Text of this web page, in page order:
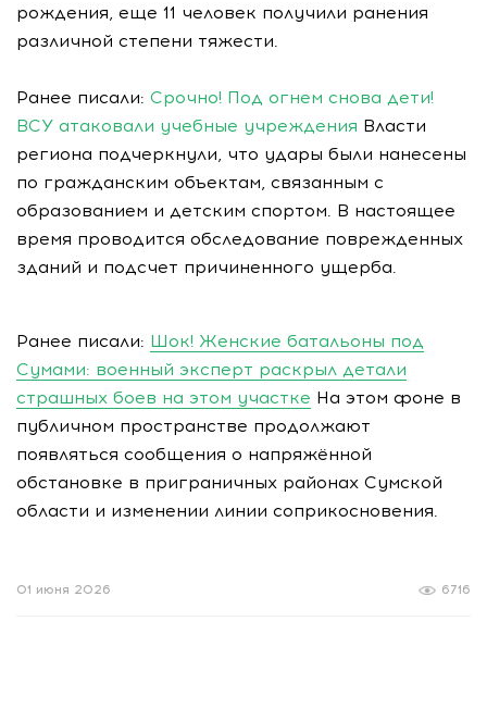
рождения, еще 11 человек получили ранения
различной степени тяжести.
Ранее писали: Срочно! Под огнем снова дети!
ВСУ атаковали учебные учреждения Власти
региона подчеркнули, что удары были нанесены
по гражданским объектам, связанным с
образованием и детским спортом. В настоящее
время проводится обследование поврежденных
зданий и подсчет причиненного ущерба.
Ранее писали: Шок! Женские батальоны под
Сумами: военный эксперт раскрыл детали
страшных боев на этом участке На этом фоне в
публичном пространстве продолжают
появляться сообщения о напряжённой
обстановке в приграничных районах Сумской
области и изменении линии соприкосновения.
6716
01 июня 2026